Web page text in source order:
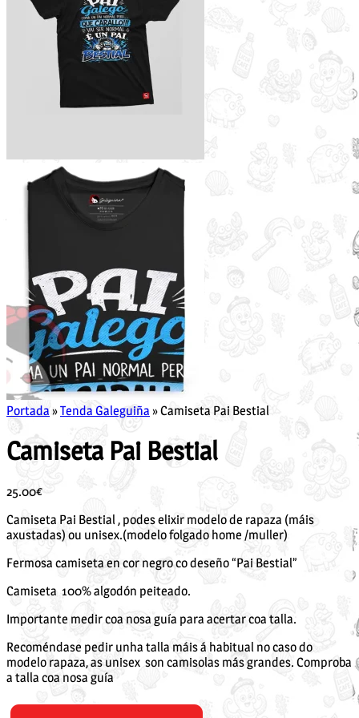
Portada »Tenda Galeguiña »Camiseta Pai Bestial
Camiseta Pai Bestial
25.00€
Camiseta Pai Bestial , podes elixir modelo de rapaza (máis
axustadas) ou unisex.(modelo folgado home /muller)
Fermosa camiseta en cor negro co deseño “Pai Bestial”
Camiseta 100% algodón peiteado.
Importante medir coa nosa guía para acertar coa talla.
Recoméndase pedir unha talla máis á habitual no caso do
modelo rapaza, as unisex son camisolas más grandes. Comproba
a talla coa nosa guía